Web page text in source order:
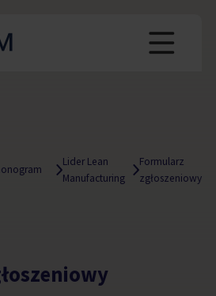
Lider Lean
Manufacturing
Formularz
zgłoszeniowy